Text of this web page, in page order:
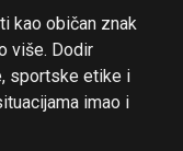
kao običan znak
više. Dodir
sportske etike i
imao i